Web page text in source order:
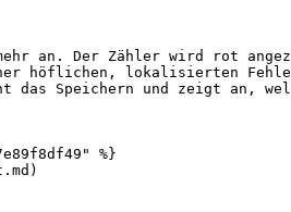
an. Der Zähler wird rot
höflichen, lokalisierten
Speichern und zeigt an,
%}